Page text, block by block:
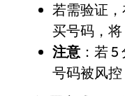
若需验证
买号码，将
注意 ：若
号码被风控